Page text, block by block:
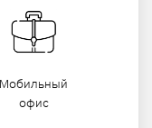
лучшей цены
Мобильный